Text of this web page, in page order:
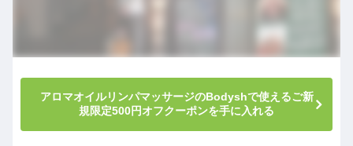
アロマオイルリンパマッサージのBodyshで使えるご新
規限定500円オフクーポンを手に入れる